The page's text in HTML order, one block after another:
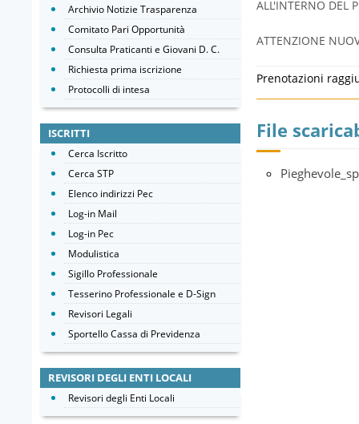
ALL'INTERNO DEL
ATTENZIONE
Prenotazioni
File
Archivio Notizie Trasparenza
Comitato Pari Opportunità
Consulta Praticanti e Giovani D. C.
Richiesta prima iscrizione
Protocolli di intesa
ISCRITTI
Cerca Iscritto
Cerca STP
Elenco indirizzi Pec
Log-in Mail
Log-in Pec
Modulistica
Sigillo Professionale
Tesserino Professionale e D-Sign
Revisori Legali
Sportello Cassa di Previdenza
REVISORI DEGLI ENTI LOCALI
Revisori degli Enti Locali